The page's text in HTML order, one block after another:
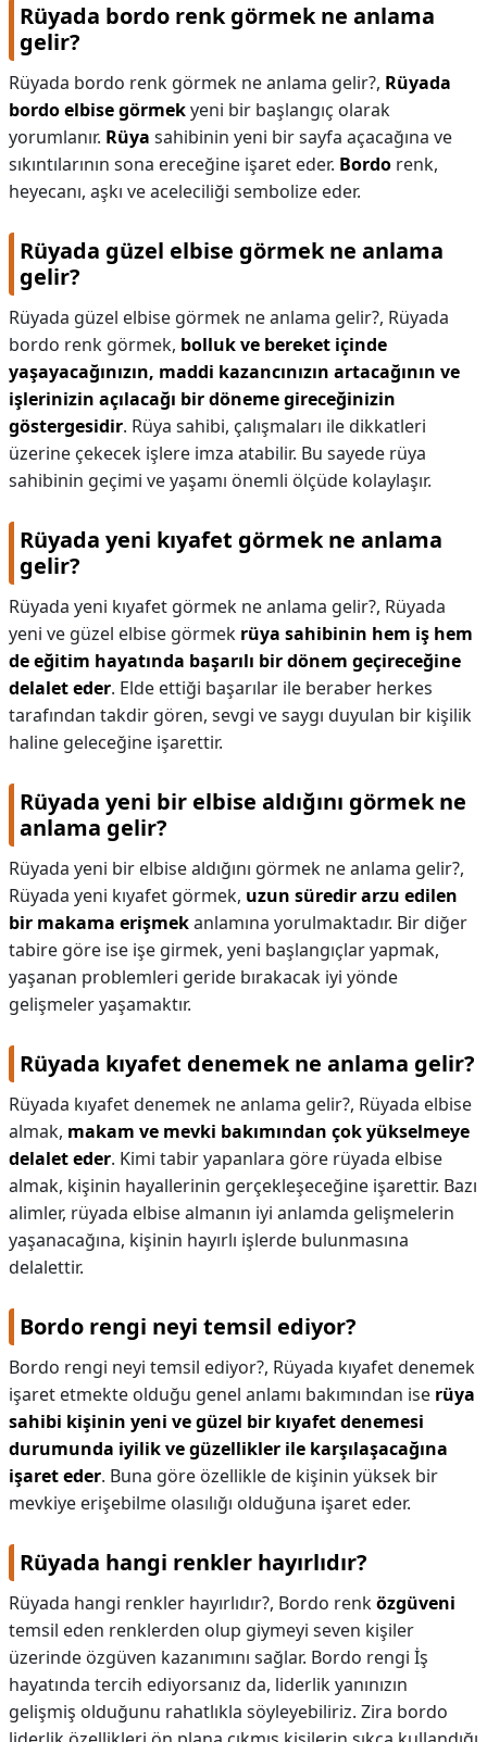
Rüyada bordo renk görmek ne anlama
gelir?
Rüyada bordo renk görmek ne anlama gelir?, Rüyada
bordo elbise görmekyeni bir başlangıç ​​olarak
yorumlanır. Rüya sahibinin yeni bir sayfa açacağına ve
sıkıntılarının sona ereceğine işaret eder. Bordo renk,
heyecanı, aşkı ve aceleciliği sembolize eder.
Rüyada güzel elbise görmek ne anlama
gelir?
Rüyada güzel elbise görmek ne anlama gelir?, Rüyada
bordo renk görmek, bolluk ve bereket içinde
yaşayacağınızın, maddi kazancınızın artacağının ve
işlerinizin açılacağı bir döneme gireceğinizin
göstergesidir. Rüya sahibi, çalışmaları ile dikkatleri
üzerine çekecek işlere imza atabilir. Bu sayede rüya
sahibinin geçimi ve yaşamı önemli ölçüde kolaylaşır.
Rüyada yeni kıyafet görmek ne anlama
gelir?
Rüyada yeni kıyafet görmek ne anlama gelir?, Rüyada
yeni ve güzel elbise görmek rüya sahibinin hem iş hem
de eğitim hayatında başarılı bir dönem geçireceğine
delalet eder. Elde ettiği başarılar ile beraber herkes
tarafından takdir gören, sevgi ve saygı duyulan bir kişilik
haline geleceğine işarettir.
Rüyada yeni bir elbise aldığını görmek ne
anlama gelir?
Rüyada yeni bir elbise aldığını görmek ne anlama gelir?,
Rüyada yeni kıyafet görmek, uzun süredir arzu edilen
bir makama erişmekanlamına yorulmaktadır. Bir diğer
tabire göre ise işe girmek, yeni başlangıçlar yapmak,
yaşanan problemleri geride bırakacak iyi yönde
gelişmeler yaşamaktır.
Rüyada kıyafet denemek ne anlama gelir?
Rüyada kıyafet denemek ne anlama gelir?, Rüyada elbise
almak, makam ve mevki bakımından çok yükselmeye
delalet eder. Kimi tabir yapanlara göre rüyada elbise
almak, kişinin hayallerinin gerçekleşeceğine işarettir. Bazı
alimler, rüyada elbise almanın iyi anlamda gelişmelerin
yaşanacağına, kişinin hayırlı işlerde bulunmasına
delalettir.
Bordo rengi neyi temsil ediyor?
Bordo rengi neyi temsil ediyor?, Rüyada kıyafet denemek
işaret etmekte olduğu genel anlamı bakımından ise rüya
sahibi kişinin yeni ve güzel bir kıyafet denemesi
durumunda iyilik ve güzellikler ile karşılaşacağına
işaret eder. Buna göre özellikle de kişinin yüksek bir
mevkiye erişebilme olasılığı olduğuna işaret eder.
Rüyada hangi renkler hayırlıdır?
Rüyada hangi renkler hayırlıdır?, Bordo renközgüveni
temsil eden renklerden olup giymeyi seven kişiler
üzerinde özgüven kazanımını sağlar. Bordo rengi İş
hayatında tercih ediyorsanız da, liderlik yanınızın
gelişmiş olduğunu rahatlıkla söyleyebiliriz. Zira bordo